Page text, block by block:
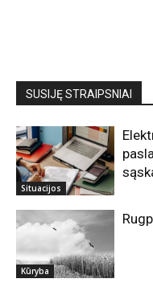
SUSIJĘ STRAIPSNIAI
Situacijos
Kūryba